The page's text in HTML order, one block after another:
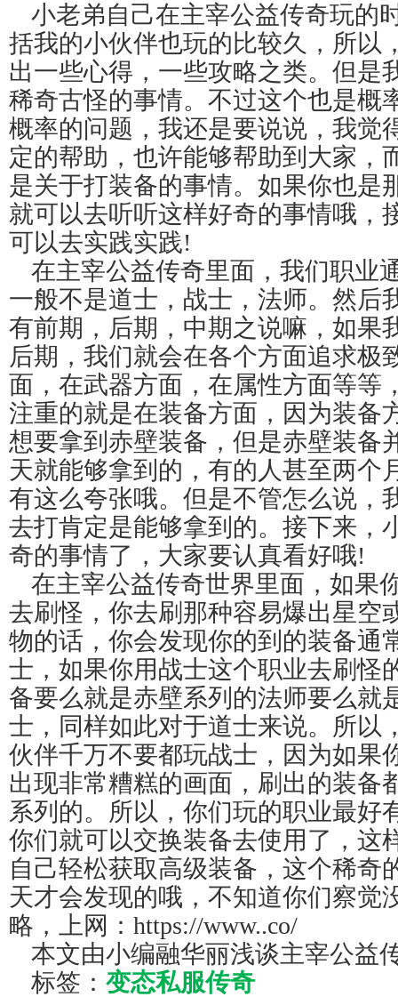
小老弟自己在主宰公益传奇玩的
括我的小伙伴也玩的比较久，所以
出一些心得，一些攻略之类。但是
稀奇古怪的事情。不过这个也是概
概率的问题，我还是要说说，我觉
定的帮助，也许能够帮助到大家，
是关于打装备的事情。如果你也是
就可以去听听这样好奇的事情哦，
可以去实践实践!
在主宰公益传奇里面，我们职业
一般不是道士，战士，法师。然后
有前期，后期，中期之说嘛，如果
后期，我们就会在各个方面追求极
面，在武器方面，在属性方面等等
注重的就是在装备方面，因为装备
想要拿到赤壁装备，但是赤壁装备
天就能够拿到的，有的人甚至两个
有这么夸张哦。但是不管怎么说，
去打肯定是能够拿到的。接下来，
奇的事情了，大家要认真看好哦!
在主宰公益传奇世界里面，如果
去刷怪，你去刷那种容易爆出星空
物的话，你会发现你的到的装备通
士，如果你用战士这个职业去刷怪
备要么就是赤壁系列的法师要么就
士，同样如此对于道士来说。所以
伙伴千万不要都玩战士，因为如果
出现非常糟糕的画面，刷出的装备
系列的。所以，你们玩的职业最好
你们就可以交换装备去使用了，这
自己轻松获取高级装备，这个稀奇
天才会发现的哦，不知道你们察觉
略，上网：https://www..co/
本文由小编融华丽浅谈主宰公益
标签： 变态私服传奇